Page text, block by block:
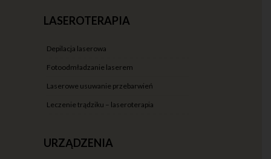
LASEROTERAPIA
depilacja laserowa
fotoodmładzanie laserem
laserowe usuwanie przebarwień
leczenie trądziku – laseroterapia
URZĄDZENIA